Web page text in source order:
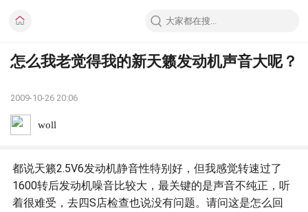
怎么我老觉得我的新天籁发动机声音大呢？
2009-10-26 20:06
woll
都说天籁2.5V6发动机静音性特别好，但我感觉转速过了
1600转后发动机噪音比较大，最关键的是声音不纯正，听
着很难受，去四S店检查也说没有问题。请问这是怎么回